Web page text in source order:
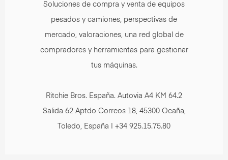
Soluciones de compra y venta de equipos
pesados y camiones, perspectivas de
mercado, valoraciones, una red global de
compradores y herramientas para gestionar
tus máquinas.
Ritchie Bros. España. Autovia A4 KM 64.2
Salida 62 Aptdo Correos 18, 45300 Ocaña,
Toledo, España | +34 925.15.75.80